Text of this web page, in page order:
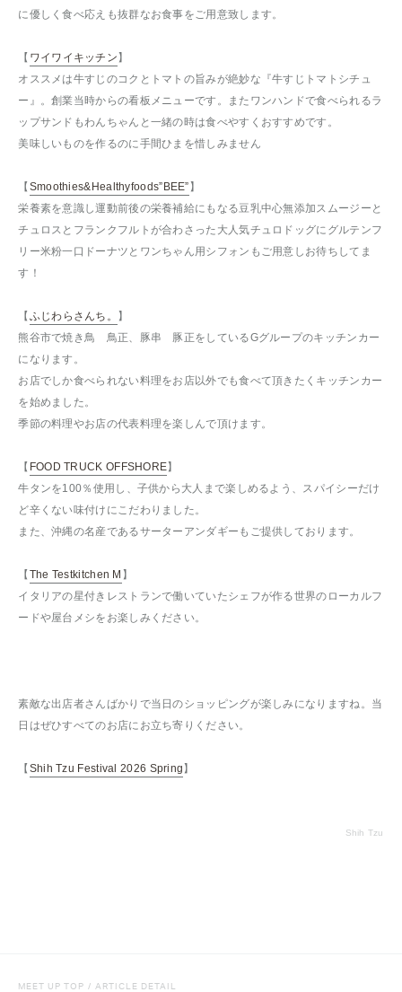
に優しく食べ応えも抜群なお食事をご用意致します。
【 ワイワイキッチン】
オススメは牛すじのコクとトマトの旨みが絶妙な『牛すじトマトシチュ
ー』。創業当時からの看板メニューです。またワンハンドで食べられるラ
ップサンドもわんちゃんと一緒の時は食べやすくおすすめです。
美味しいものを作るのに手間ひまを惜しみません
【Smoothies&Healthyfoods”BEE”】
栄養素を意識し運動前後の栄養補給にもなる豆乳中心無添加スムージーと
チュロスとフランクフルトが合わさった大人気チュロドッグにグルテンフ
リー米粉一口ドーナツとワンちゃん用シフォンもご用意しお待ちしてま
す！
【ふじわらさんち。 】
熊谷市で焼き鳥 鳥正、豚串 豚正をしているGグループのキッチンカー
になります。
お店でしか食べられない料理をお店以外でも食べて頂きたくキッチンカー
を始めました。
季節の料理やお店の代表料理を楽しんで頂けます。
【 FOOD TRUCK OFFSHORE】
牛タンを100％使用し、子供から大人まで楽しめるよう、スパイシーだけ
ど辛くない味付けにこだわりました。
また、沖縄の名産であるサーターアンダギーもご提供しております。
【The Testkitchen M 】
イタリアの星付きレストランで働いていたシェフが作る世界のローカルフ
ードや屋台メシをお楽しみください。
素敵な出店者さんばかりで当日のショッピングが楽しみになりますね。当
日はぜひすべてのお店にお立ち寄りください。
【Shih Tzu Festival 2026 Spring】
Shih Tzu
MEET UP TOP / ARTICLE DETAIL